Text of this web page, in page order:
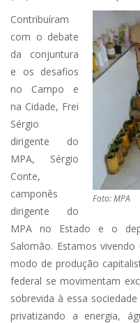
Foto: MPA
Contribuíram
com o debate
da conjuntura
e os desafios
no Campo e
na Cidade, Frei
Sérgio
dirigente do
MPA, Sérgio
Conte,
camponês
dirigente do
MPA no Estado e o
Salomão. Estamos
modo de produção
federal se movimentam
sobrevida à essa
privatizando a energia,